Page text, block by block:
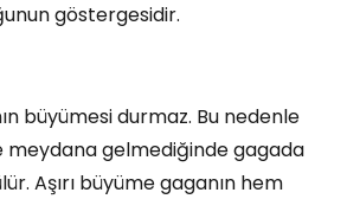
göstergesidir.
büyümesi durmaz. Bu nedenle
gelmediğinde gagada
Aşırı büyüme gaganın hem